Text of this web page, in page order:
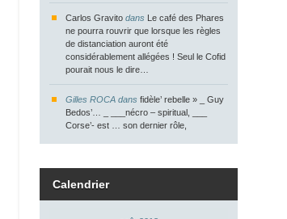
Carlos Gravito dans Le café des Phares
ne pourra rouvrir que lorsque les règles
de distanciation auront été
considérablement allégées ! Seul le Cofid
pourait nous le dire…
Gilles ROCA dans fidèle’ rebelle » _ Guy
Bedos’… _ ___nécro – spiritual, ___
Corse’- est … son dernier rôle,
Calendrier